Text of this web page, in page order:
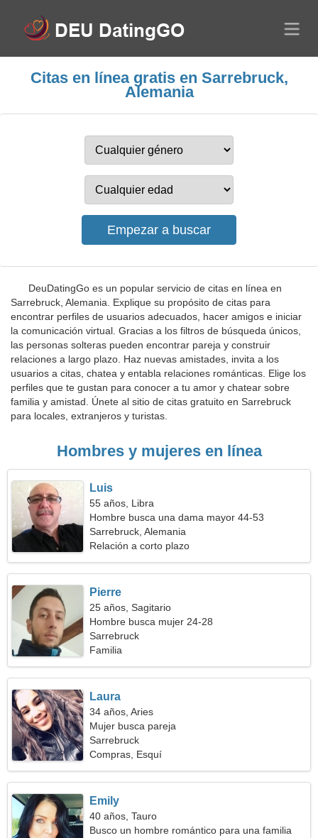
Citas en línea gratis en Sarrebruck,
Alemania
DeuDatingGo es un popular servicio de citas en línea en
Sarrebruck, Alemania. Explique su propósito de citas para
encontrar perfiles de usuarios adecuados, hacer amigos e iniciar
la comunicación virtual. Gracias a los filtros de búsqueda únicos,
las personas solteras pueden encontrar pareja y construir
relaciones a largo plazo. Haz nuevas amistades, invita a los
usuarios a citas, chatea y entabla relaciones románticas. Elige los
perfiles que te gustan para conocer a tu amor y chatear sobre
familia y amistad. Únete al sitio de citas gratuito en Sarrebruck
para locales, extranjeros y turistas.
Hombres y mujeres en línea
Luis
55 años, Libra
Hombre busca una dama mayor 44-53
Sarrebruck, Alemania
Relación a corto plazo
Pierre
25 años, Sagitario
Hombre busca mujer 24-28
Sarrebruck
Familia
Laura
34 años, Aries
Mujer busca pareja
Sarrebruck
Compras, Esquí
Emily
40 años, Tauro
Busco un hombre romántico para una familia